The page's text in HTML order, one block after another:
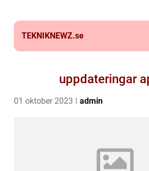
TEKNIKNEWZ.se
uppdateringar
01 oktober 2023 admin